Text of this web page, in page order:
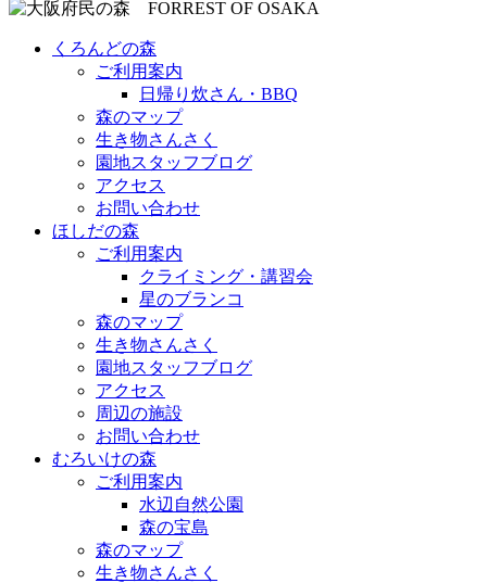
くろんどの森
ご利用案内
日帰り炊さん・BBQ
森のマップ
生き物さんさく
園地スタッフブログ
アクセス
お問い合わせ
ほしだの森
ご利用案内
クライミング・講習会
星のブランコ
森のマップ
生き物さんさく
園地スタッフブログ
アクセス
周辺の施設
お問い合わせ
むろいけの森
ご利用案内
水辺自然公園
森の宝島
森のマップ
生き物さんさく